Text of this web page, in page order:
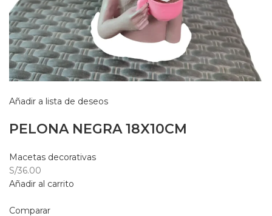
Añadir a lista de deseos
PELONA NEGRA 18X10CM
Macetas decorativas
S/36.00
Añadir al carrito
Comparar